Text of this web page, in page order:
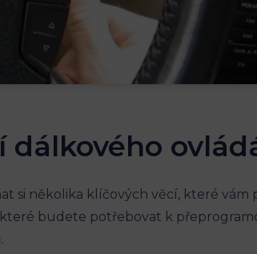
dálkového
si několika klíčových věcí, které vám
budete potřebovat k